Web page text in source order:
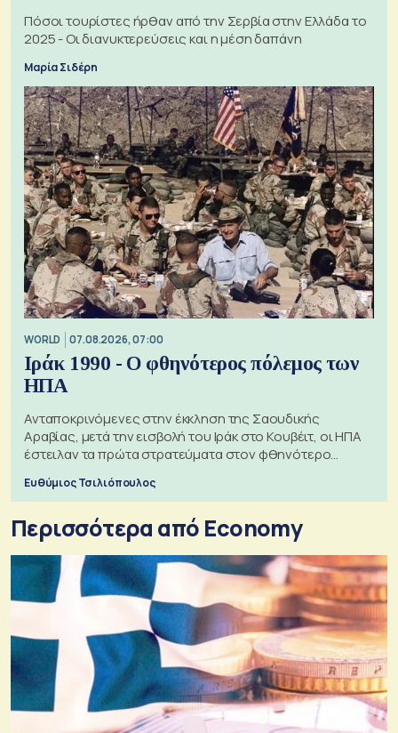
Πόσοι τουρίστες ήρθαν από την Σερβία στην Ελλάδα το
2025 - Οι διανυκτερεύσεις και η μέση δαπάνη
Μαρία Σιδέρη
WORLD 07.08.2026, 07:00
Ιράκ 1990 - Ο φθηνότερος πόλεμος των
ΗΠΑ
Ανταποκρινόμενες στην έκκληση της Σαουδικής
Αραβίας, μετά την εισβολή του Ιράκ στο Κουβέιτ, οι ΗΠΑ
έστειλαν τα πρώτα στρατεύματα στον φθηνότερο
Ευθύμιος Τσιλιόπουλος
Περισσότερα από Economy